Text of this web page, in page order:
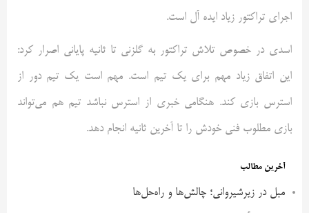
اجرای تراکتور زیاد ایده آل است.
اسدی در خصوص تلاش تراکتور به گلزنی تا ثانیه پایانی اصرار کرد:
این اتفاق زیاد مهم برای یک تیم است. مهم است یک تیم دور از
استرس بازی کند. هنگامی خبری از استرس نباشد تیم هم می‌تواند
بازی مطلوب فنی خودش را تا آخرین ثانیه انجام دهد.
آخرین مطالب
مبل در زیرشیروانی؛ چالش‌ها و راه‌حل‌ها